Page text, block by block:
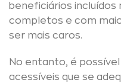
beneficiários incluídos
completos e com
ser mais caros.
No entanto, é
acessíveis que se